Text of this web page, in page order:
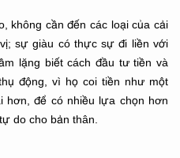
không cần đến các loại của cải
sự giàu có thực sự đi liền với
lặng biết cách đầu tư tiền và
động, vì họ coi tiền như một
hơn, để có nhiều lựa chọn hơn
do cho bản thân.